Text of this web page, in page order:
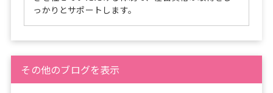
っかりとサポートします。
その他のブログを表示